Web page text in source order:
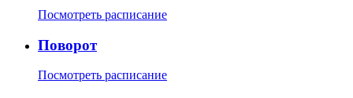
Посмотреть расписание
Поворот
Посмотреть расписание